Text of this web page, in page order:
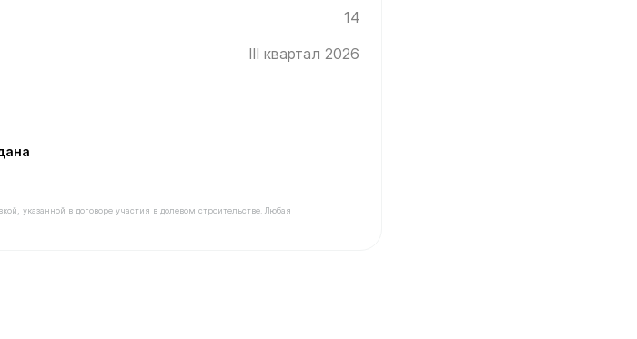
14
III квартал 2026
указанной в договоре участия в долевом строительстве. Любая